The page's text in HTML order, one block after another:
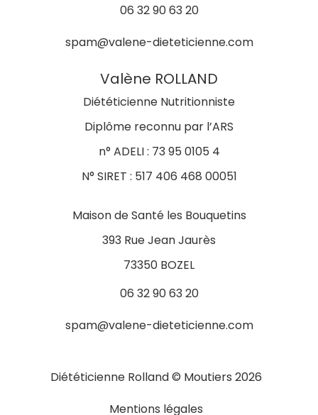
06 32 90 63 20
spam@valene-dieteticienne.com
Valène ROLLAND
Diététicienne Nutritionniste
Diplôme reconnu par l’ARS
n° ADELI : 73 95 0105 4
N° SIRET : 517 406 468 00051
Maison de Santé les Bouquetins
393 Rue Jean Jaurès
73350 BOZEL
06 32 90 63 20
spam@valene-dieteticienne.com
Diététicienne Rolland © Moutiers 2026
Mentions légales